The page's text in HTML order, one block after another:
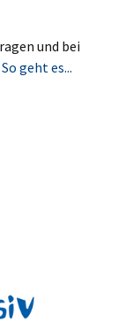
und bei
So geht es...